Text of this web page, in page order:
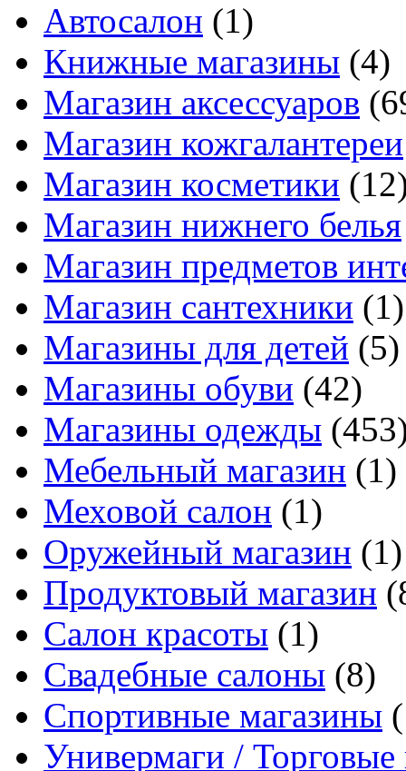
Автосалон (1)
Книжные магазины (4)
Магазин аксессуаров
Магазин кожгалантереи
Магазин косметики
Магазин нижнего белья
Магазин предметов
Магазин сантехники (1)
Магазины для детей (5)
Магазины обуви (42)
Магазины одежды
Мебельный магазин (1)
Меховой салон (1)
Оружейный магазин (1)
Продуктовый магазин
Салон красоты (1)
Свадебные салоны (8)
Спортивные магазины
Универмаги /